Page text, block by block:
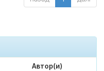
Автор(и)